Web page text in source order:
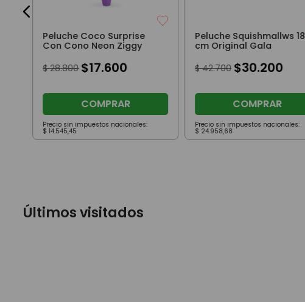
Peluche Coco Surprise
Con Cono Neon Ziggy
$ 28.800 $17.600
COMPRAR
Precio sin impuestos nacionales:
$ 14.545,45
Peluche Squishmallws 18
cm Original Gala
$ 42.700 $30.200
COMPRAR
Precio sin impuestos nacionales:
$ 24.958,68
Últimos visitados